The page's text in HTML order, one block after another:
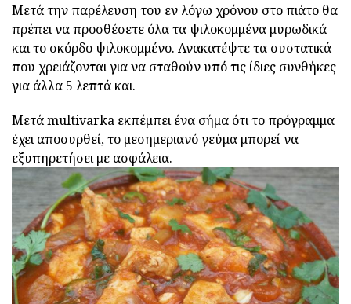
Μετά την παρέλευση του εν λόγω χρόνου στο πιάτο θα
πρέπει να προσθέσετε όλα τα ψιλοκομμένα μυρωδικά
και το σκόρδο ψιλοκομμένο. Ανακατέψτε τα συστατικά
που χρειάζονται για να σταθούν υπό τις ίδιες συνθήκες
για άλλα 5 λεπτά και.
Μετά multivarka εκπέμπει ένα σήμα ότι το πρόγραμμα
έχει αποσυρθεί, το μεσημεριανό γεύμα μπορεί να
εξυπηρετήσει με ασφάλεια.